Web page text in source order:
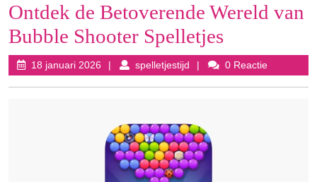
Ontdek de Betoverende Wereld van
Bubble Shooter Spelletjes
18 januari 2026 18
januari
spelletjestijd spelletjestijd0 Reactie